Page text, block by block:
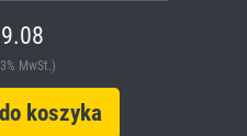
MwSt.)
koszyka